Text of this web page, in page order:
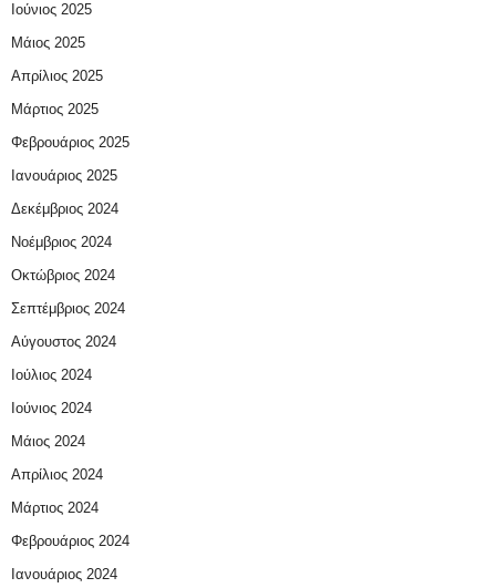
Ιούνιος 2025
Μάιος 2025
Απρίλιος 2025
Μάρτιος 2025
Φεβρουάριος 2025
Ιανουάριος 2025
Δεκέμβριος 2024
Νοέμβριος 2024
Οκτώβριος 2024
Σεπτέμβριος 2024
Αύγουστος 2024
Ιούλιος 2024
Ιούνιος 2024
Μάιος 2024
Απρίλιος 2024
Μάρτιος 2024
Φεβρουάριος 2024
Ιανουάριος 2024